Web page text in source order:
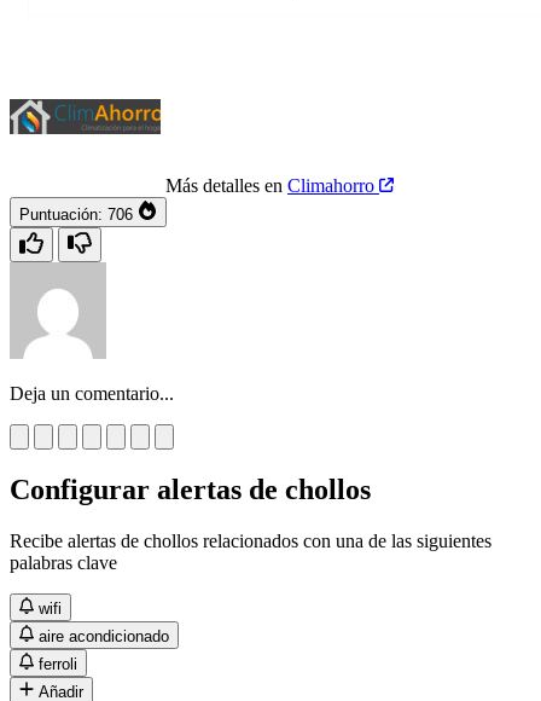
Más detalles en Climahorro
Puntuación: 706
Deja un comentario...
Configurar alertas de chollos
Recibe alertas de chollos relacionados con una de las siguientes
palabras clave
wifi
aire acondicionado
ferroli
Añadir